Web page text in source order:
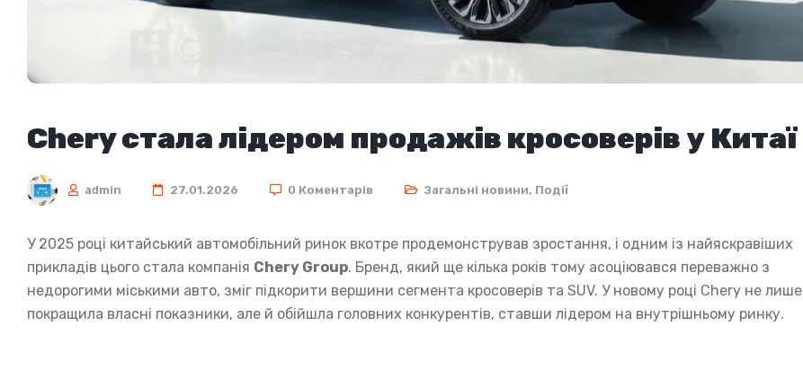
Chery стала лідером продажів кросоверів у Китаї
admin 27.01.2026 0 Коментарів Загальні новини, Події
У 2025 році китайський автомобільний ринок вкотре продемонстрував зростання, і одним із найяскравіших
прикладів цього стала компанія Chery Group. Бренд, який ще кілька років тому асоціювався переважно з
недорогими міськими авто, зміг підкорити вершини сегмента кросоверів та SUV. У новому році Chery не лише
покращила власні показники, але й обійшла головних конкурентів, ставши лідером на внутрішньому ринку.